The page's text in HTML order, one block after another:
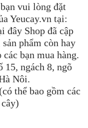
vui lòng đặt
Yeucay.vn tại:
đây Shop đã cập
phẩm còn hay
bạn mua hàng.
ngách 8, ngõ
Nôi.
thể bao gồm các